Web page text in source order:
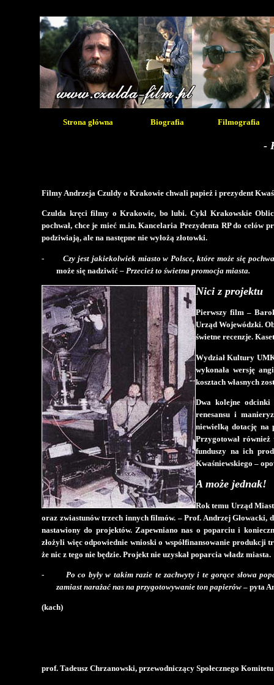
Strona główna Biografia Filmografia
-
Filmy Andrzeja Czuldy o Krakowie chwali papież i prezydent
Czulda kręci filmy o Krakowie, bo lubi. Cykl Krakowskie
pochwał, chce je mieć m.in. Kancelaria Prezydenta RP do celów
podziwiają, ale na następne nie wyłożą złotowki.
-
Czy jest jakiekolwiek miasto w Polsce, które może się
może się nadziwić– Przecież to świetna promocja miasta.
Nici z projektu
Pierwszy film –
Urząd Wojewódzki.
świetne recenzje.
Wydział Kultury
wykonała wersję
kosztach własnych
Dwa kolejne odcinki
renesansu i
niewielką dotację na
Przygotował
funduszy na ich
Kwaśniewskiego –
A może jednak!
Rok temu Urząd
oraz zwiastunów trzech innych filmów. – Prof. Andrzej
nastawiony do projektów. Zapewniano nas o poparciu i
złożyli więc odpowiednie wnioski o współfinansowanie produkcji
że nic z tego nie będzie. Projekt nie uzyskał poparcia władz miasta.
-
Po co były w takim razie te zachwyty i te gorące słowa
zamiast narażać nas na przygotowywanie ton papierów – pyta
(kach)
prof. Tadeusz Chrzanowski, przewodniczący Społecznego